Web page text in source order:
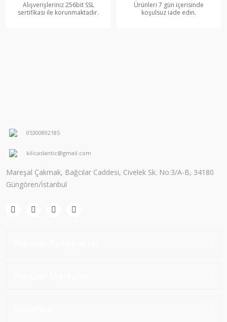
Alışverişleriniz 256bit SSL
sertifikası ile korunmaktadır.
Ürünleri 7 gün içerisinde
koşulsuz iade edin.
05300892185
kilicaslantic@gmail.com
Mareşal Çakmak, Bağcılar Caddesi, Civelek Sk. No:3/A-B, 34180
Güngören/İstanbul